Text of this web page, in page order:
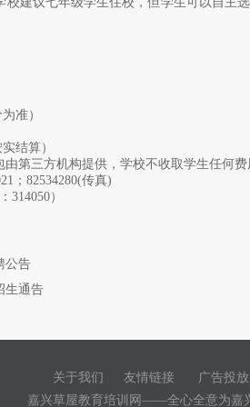
准）
结算）
第三方机构提供，学校不收取学生任何费
；82534280(传真)
314050）
公告
生通告
关于我们 友情链接 广告投放
嘉兴草屋教育培训网——全心全意为嘉